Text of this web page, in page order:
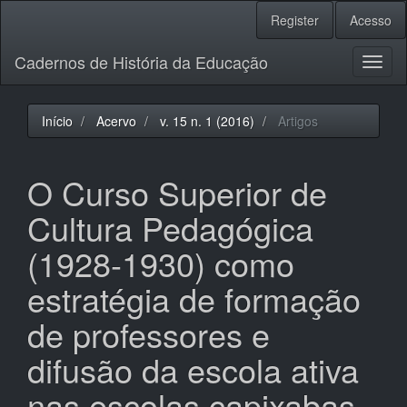
principal
Barra
Lateral
Register Acesso
Cadernos de História da Educação
Início Acervo v. 15 n. 1 (2016) Artigos
O Curso Superior de
Cultura Pedagógica
(1928-1930) como
estratégia de formação
de professores e
difusão da escola ativa